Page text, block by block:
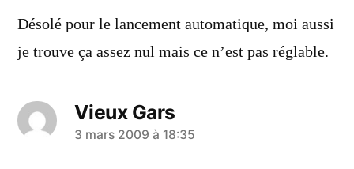
Désolé pour le lancement automatique, moi aussi
je trouve ça assez nul mais ce n’est pas réglable.
Vieux Gars
a
3 mars 2009 à 18:35